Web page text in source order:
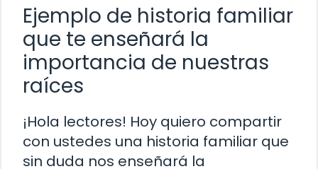
Ejemplo de historia familiar
que te enseñará la
importancia de nuestras
raíces
¡Hola lectores! Hoy quiero compartir
con ustedes una historia familiar que
sin duda nos enseñará la